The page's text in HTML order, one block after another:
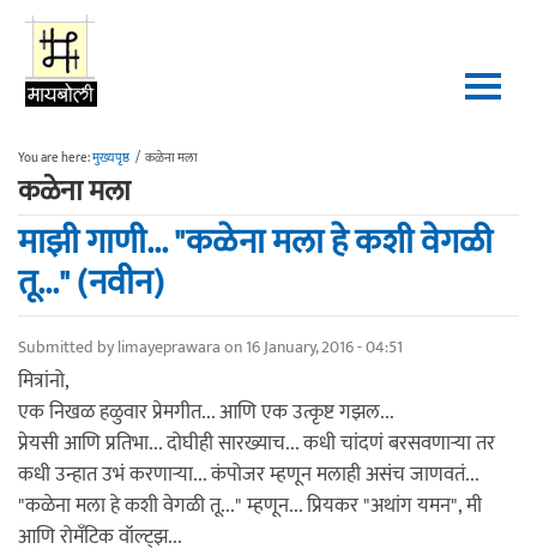
Skip to main content
You are here:मुख्यपृष्ठ / कळेना मला
कळेना मला
माझी गाणी... "कळेना मला हे कशी वेगळी
तू..." (नवीन)
Submitted bylimayeprawaraon 16 January, 2016 - 04:51
मित्रांनो,
एक निखळ हळुवार प्रेमगीत... आणि एक उत्कृष्ट गझल...
प्रेयसी आणि प्रतिभा... दोघीही सारख्याच... कधी चांदणं बरसवणाऱ्या तर
कधी उन्हात उभं करणाऱ्या... कंपोजर म्हणून मलाही असंच जाणवतं...
"कळेना मला हे कशी वेगळी तू..." म्हणून... प्रियकर "अथांग यमन", मी
आणि रोमँटिक वॉल्ट्झ...